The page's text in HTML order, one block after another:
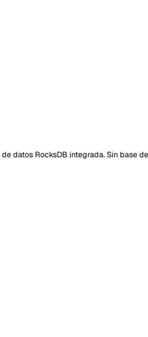
datos RocksDB integrada. Sin base